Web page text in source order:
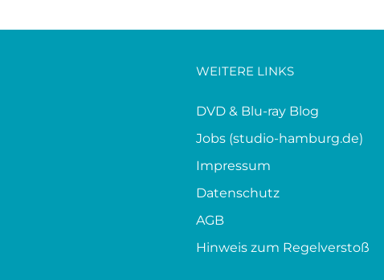
WEITERE LINKS
DVD & Blu-ray Blog
Jobs (studio-hamburg.de)
Impressum
Datenschutz
AGB
Hinweis zum Regelverstoß